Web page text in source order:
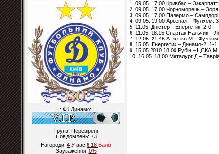
::ФК Динамо::
Група: Перевірені
Повідомлень: 73
Нагороди: 4 У вас 6.18 Балiв
Зауваження: 0%
1. 09.05. 17:00 Кривбас –
2. 09.05. 17:00 Чорноморець –
3. 09.05. 17:00 Палермо –
4. 09.05. 19:00 Арсенал – Фулхем:
5. 11.05. Дністер – Енергетик: 2-0
6. 11.05. 18:15 Спартак Нальчик –
7. 12.05. 21:45 Атлетіко М –
8. 15.05. Енергетик – Динамо-2: 1-1
9. 15.05.2010 18:00 Рубін – ЦСКА
10. 16.05. 18:00 Металург Д –